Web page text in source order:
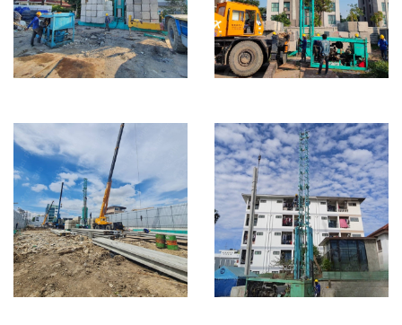
วัดพระศรีมหาธาตุ
วรวิหาร (บางเขน)
Building
111 ต้น
Pembury Town
Home แจ้งวัฒนะ
10
I26 = 192 ต้น / I30 =
18 ต้น
โรงพยาบาลเอส
ลาดพร้าว 84
Building
HOF (ซอยอุดมสุข
18)
Town Home